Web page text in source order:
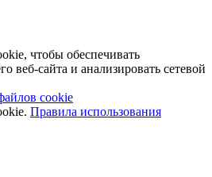
чтобы обеспечивать
веб-сайта и анализировать сетевой
cookie
Правила использования